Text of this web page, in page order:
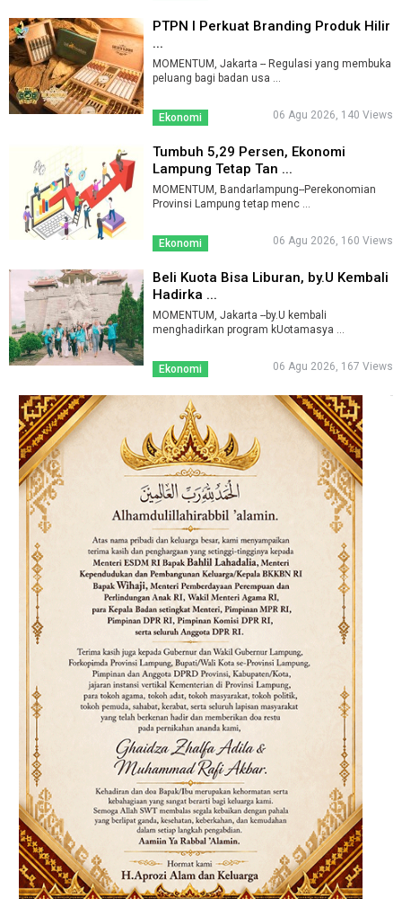
PTPN I Perkuat Branding Produk Hilir
...
MOMENTUM, Jakarta -- Regulasi yang membuka
peluang bagi badan usa ...
Ekonomi 06 Agu 2026, 140 Views
Tumbuh 5,29 Persen, Ekonomi
Lampung Tetap Tan ...
MOMENTUM, Bandarlampung--Perekonomian
Provinsi Lampung tetap menc ...
Ekonomi 06 Agu 2026, 160 Views
Beli Kuota Bisa Liburan, by.U Kembali
Hadirka ...
MOMENTUM, Jakarta --by.U kembali
menghadirkan program kUotamasya ...
Ekonomi 06 Agu 2026, 167 Views